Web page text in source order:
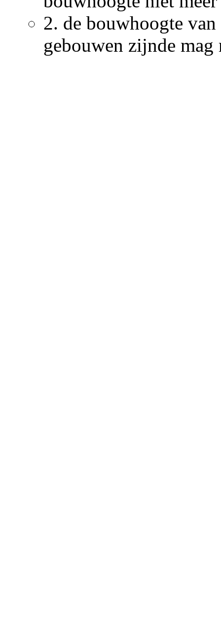
2. de bouwhoogte
gebouwen zijnde